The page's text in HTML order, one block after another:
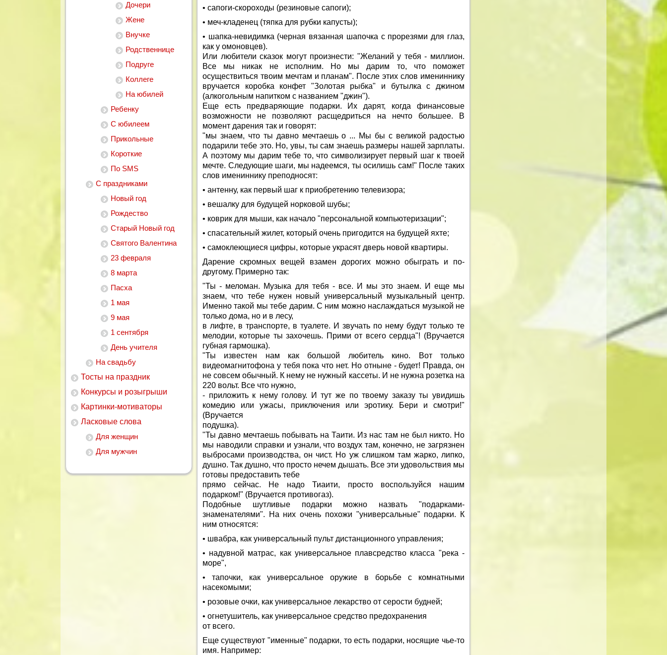
Дочери
Жене
Внучке
Родственнице
Подруге
Коллеге
На юбилей
Ребенку
С юбилеем
Прикольные
Короткие
По SMS
С праздниками
Новый год
Рождество
Старый Новый год
Святого Валентина
23 февраля
8 марта
Пасха
1 мая
9 мая
1 сентября
День учителя
На свадьбу
Тосты на праздник
Конкурсы и розыгрыши
Картинки-мотиваторы
Ласковые слова
Для женщин
Для мужчин
• сапоги-скороходы (резиновые сапоги);
• меч-кладенец (тяпка для рубки капусты);
• шапка-невидимка (черная вязанная шапочка с прорезями для глаз,
как у омоновцев).
Или любители сказок могут произнести: "Желаний у тебя - миллион.
Все мы никак не исполним. Но мы дарим то, что поможет
осуществиться твоим мечтам и планам". После этих слов имениннику
вручается коробка конфет "Золотая рыбка" и бутылка с джином
(алкогольным напитком с названием "джин").
Еще есть предваряющие подарки. Их дарят, когда финансовые
возможности не позволяют расщедриться на нечто большее. В
момент дарения так и говорят:
"мы знаем, что ты давно мечтаешь о ... Мы бы с великой радостью
подарили тебе это. Но, увы, ты сам знаешь размеры нашей зарплаты.
А поэтому мы дарим тебе то, что символизирует первый шаг к твоей
мечте. Следующие шаги, мы надеемся, ты осилишь сам!" После таких
слов имениннику преподносят:
• антенну, как первый шаг к приобретению телевизора;
• вешалку для будущей норковой шубы;
• коврик для мыши, как начало "персональной компьютеризации";
• спасательный жилет, который очень пригодится на будущей яхте;
• самоклеющиеся цифры, которые украсят дверь новой квартиры.
Дарение скромных вещей взамен дорогих можно обыграть и по-
другому. Примерно так:
"Ты - меломан. Музыка для тебя - все. И мы это знаем. И еще мы
знаем, что тебе нужен новый универсальный музыкальный центр.
Именно такой мы тебе дарим. С ним можно наслаждаться музыкой не
только дома, но и в лесу,
в лифте, в транспорте, в туалете. И звучать по нему будут только те
мелодии, которые ты захочешь. Прими от всего сердца"! (Вручается
губная гармошка).
"Ты известен нам как большой любитель кино. Вот только
видеомагнитофона у тебя пока что нет. Но отныне - будет! Правда, он
не совсем обычный. К нему не нужный кассеты. И не нужна розетка на
220 вольт. Все что нужно,
- приложить к нему голову. И тут же по твоему заказу ты увидишь
комедию или ужасы, приключения или эротику. Бери и смотри!"
(Вручается
подушка).
"Ты давно мечтаешь побывать на Таити. Из нас там не был никто. Но
мы наводили справки и узнали, что воздух там, конечно, не загрязнен
выбросами производства, он чист. Но уж слишком там жарко, липко,
душно. Так душно, что просто нечем дышать. Все эти удовольствия мы
готовы предоставить тебе
прямо сейчас. Не надо Тиаити, просто воспользуйся нашим
подарком!" (Вручается противогаз).
Подобные шутливые подарки можно назвать "подарками-
знаменателями". На них очень похожи "универсальные" подарки. К
ним относятся:
• швабра, как универсальный пульт дистанционного управления;
• надувной матрас, как универсальное плавсредство класса "река -
море",
• тапочки, как универсальное оружие в борьбе с комнатными
насекомыми;
• розовые очки, как универсальное лекарство от серости будней;
• огнетушитель, как универсальное средство предохранения
от всего.
Еще существуют "именные" подарки, то есть подарки, носящие чье-то
имя. Например: